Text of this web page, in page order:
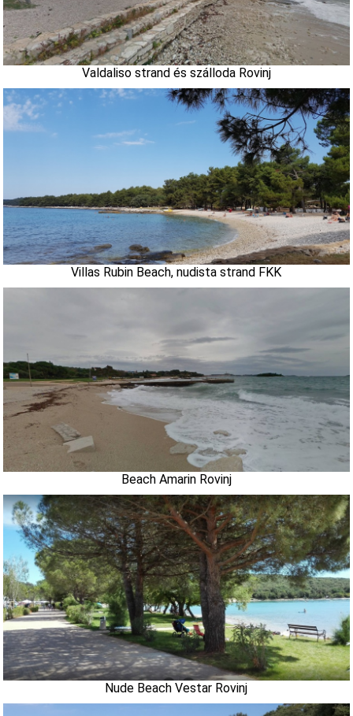
Valdaliso strand és szálloda Rovinj
Villas Rubin Beach, nudista strand FKK
Beach Amarin Rovinj
Nude Beach Vestar Rovinj